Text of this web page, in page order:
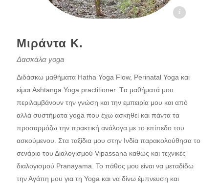
Μιράντα Κ. daskaloi.gr
Μιράντα Κ.
Δασκάλα yoga
Διδάσκω μαθήματα Hatha Yoga Flow, Perinatal Yoga και
είμαι Ashtanga Yoga practitioner. Tα μαθήματά μου
περιλαμβάνουν την γνώση και την εμπειρία μου και από
αλλά συστήματα yoga που έχω ασκηθεί και πάντα τα
προσαρμόζω την πρακτική ανάλογα με το επίπεδο του
ασκούμενου. Στα ταξίδια μου στην Ινδiα παρακολούθησα το
σενάριο του Διαλογισμού Vipassana καθώς και τεχνικές
διαλογισμού Pranayama. Το πάθος μου είναι να μεταδίδω
την Αγάπη μου για τη Yoga και να δίνω έμπνευση και